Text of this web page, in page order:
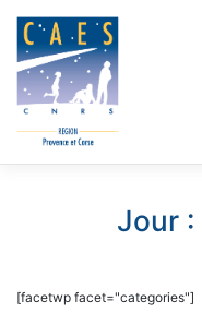
content
Jour :
[facetwp facet="categories"]